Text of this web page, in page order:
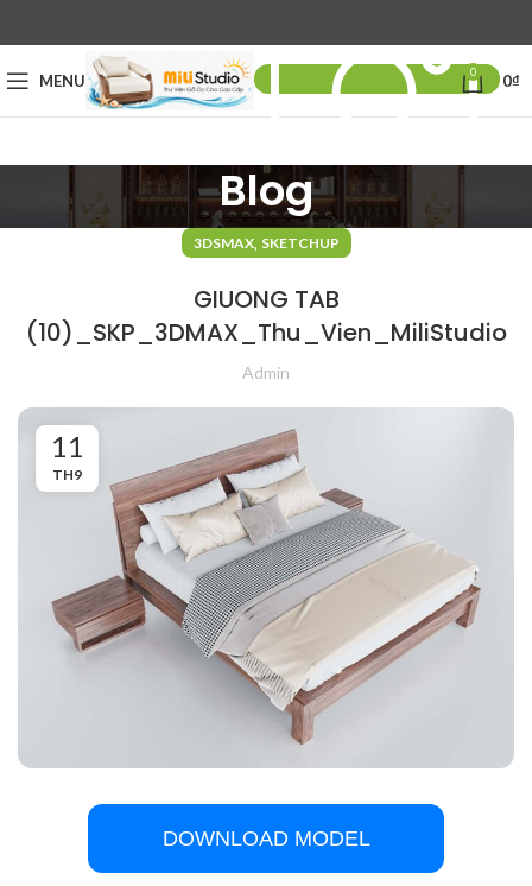
MENU 0 0₫
Blog
3DSMAX, SKETCHUP
GIUONG TAB
(10)_SKP_3DMAX_Thu_Vien_MiliStudio
Admin
11
TH9
DOWNLOAD MODEL